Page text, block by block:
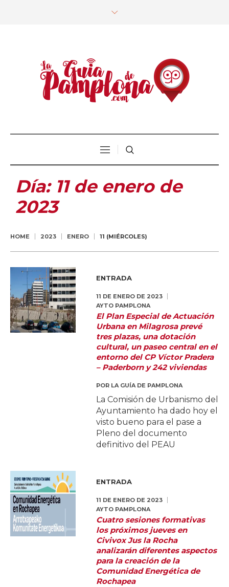
Día: 11 de enero de
2023
HOME 2023 ENERO 11 (MIÉRCOLES)
ENTRADA
11 DE ENERO DE 2023
AYTO PAMPLONA
El Plan Especial de Actuación
Urbana en Milagrosa prevé
tres plazas, una dotación
cultural, un paseo central en el
entorno del CP Víctor Pradera
– Paderborn y 242 viviendas
POR LA GUÍA DE PAMPLONA
La Comisión de Urbanismo del
Ayuntamiento ha dado hoy el
visto bueno para el pase a
Pleno del documento
definitivo del PEAU
ENTRADA
11 DE ENERO DE 2023
AYTO PAMPLONA
Cuatro sesiones formativas
los próximos jueves en
Civivox Jus la Rocha
analizarán diferentes aspectos
para la creación de la
Comunidad Energética de
Rochapea